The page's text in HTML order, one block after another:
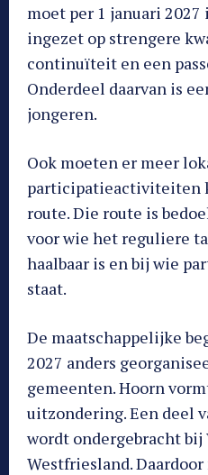
moet per 1 januari 2027
ingezet op strengere
continuïteit en een
Onderdeel daarvan is
jongeren.
Ook moeten er meer
participatieactiviteiten
route. Die route is
voor wie het reguliere
haalbaar is en bij wie
staat.
De maatschappelijke
2027 anders
gemeenten. Hoorn
uitzondering. Een deel
wordt ondergebracht bij
Westfriesland.